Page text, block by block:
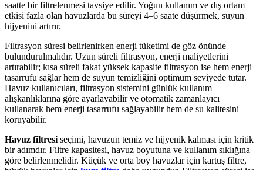
saatte bir filtrelenmesi tavsiye edilir. Yoğun kullanım ve dış ortam
etkisi fazla olan havuzlarda bu süreyi 4–6 saate düşürmek, suyun
hijyenini artırır.
Filtrasyon süresi belirlenirken enerji tüketimi de göz önünde
bulundurulmalıdır. Uzun süreli filtrasyon, enerji maliyetlerini
artırabilir; kısa süreli fakat yüksek kapasite filtrasyon ise hem enerji
tasarrufu sağlar hem de suyun temizliğini optimum seviyede tutar.
Havuz kullanıcıları, filtrasyon sistemini günlük kullanım
alışkanlıklarına göre ayarlayabilir ve otomatik zamanlayıcı
kullanarak hem enerji tasarrufu sağlayabilir hem de su kalitesini
koruyabilir.
Havuz filtresi seçimi, havuzun temiz ve hijyenik kalması için kritik
bir adımdır. Filtre kapasitesi, havuz boyutuna ve kullanım sıklığına
göre belirlenmelidir. Küçük ve orta boy havuzlar için kartuş filtre,